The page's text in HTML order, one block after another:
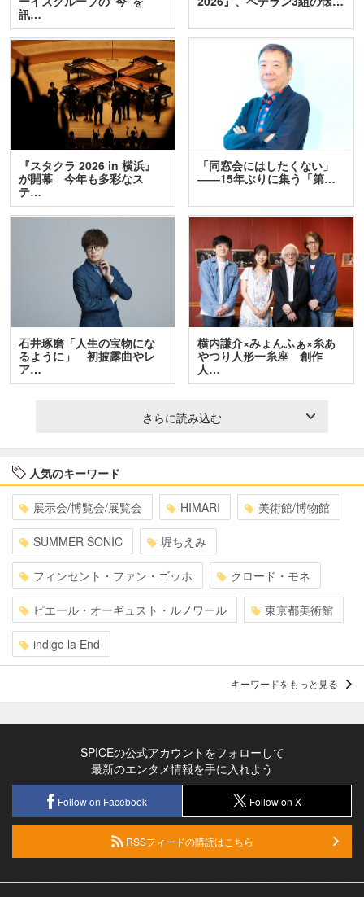
訊…
『スタクラ 2026 in 横浜』
が開幕 今年も多彩なス
テ…
「同窓会にはしたくない」
――15年ぶりに集う「第…
石井琢磨「人生の宝物にな
るように」 初披露曲やレ
ア…
横内謙介×みょんふぁ×糸あ
やつり人形一糸座 創作
人…
さらに読み込む
人気のキーワード
展示会/博覧会/展覧会 HIMARI 美術館/博物館
SUMMER SONIC 堀ちえみ
フィンセント・ファン・ゴッホ クロード・モネ
ピエール・オーギュスト・ルノワール 東京都美術館
indigo la End
キーワードをもっと見る
SPICEの公式アカウントをフォローして
最新のエンタメ情報を手に入れよう
Follow on Facebook Follow on X
RSSフィードの購読はこちら